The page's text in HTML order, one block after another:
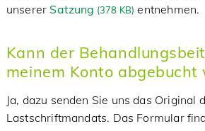
unserer Satzung (378 KB) entnehmen.
Kann der
meinem Konto abgebucht
Ja, dazu senden Sie uns das Original
Lastschriftmandats. Das Formular